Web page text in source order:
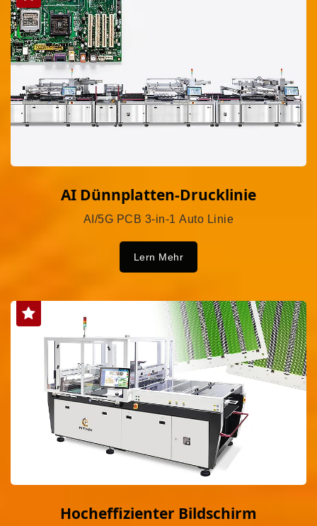
AI Dünnplatten-Drucklinie
AI/5G PCB 3-in-1 Auto Linie
Lern Mehr
Hocheffizienter Bildschirm